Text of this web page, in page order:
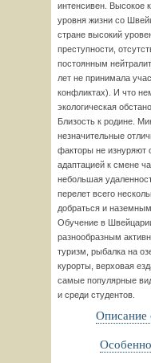
интенсивен. Высокое
уровня жизни со
стране высокий
преступности,
постоянным
лет не принимала
конфликтах). И что
экологическая
Близость к родине.
незначительные
факторы не изнуряют
адаптацией к смене
небольшая
перелет всего
добраться и
Обучение в
разнообразным
туризм, рыбалка на
курорты, верховая
самые популярные
и среди студентов.
Описание